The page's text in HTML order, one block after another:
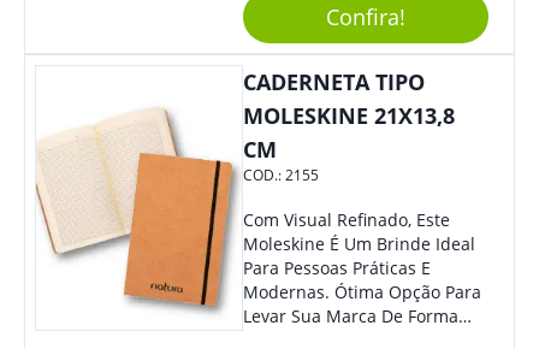
Contando Com Tamanho De
Fio Ideal Para Se Movimentar
Com Mais Liberdade, É O
Brinde Que Seus Clientes E
Colaboradores Mais Querem!
Não Fique De Fora! Ofereça
Em Eventos, Feiras E
Congressos, E Tenha Sua
Confira!
CADERNETA TIPO
MOLESKINE 21X13,8
CM
COD.:2155
Com Visual Refinado, Este
Moleskine É Um Brinde Ideal
Para Pessoas Práticas E
Modernas. Ótima Opção Para
Levar Sua Marca De Forma